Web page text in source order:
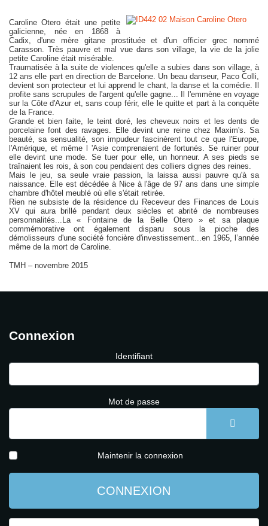
Caroline Otero était une petite
galicienne, née en 1868 à
Cadix, d'une mère gitane prostituée et d'un officier grec nommé
Carasson. Très pauvre et mal vue dans son village, la vie de la jolie
petite Caroline était misérable.
Traumatisée à la suite de violences qu'elle a subies dans son village, à
12 ans elle part en direction de Barcelone. Un beau danseur, Paco Colli,
devient son protecteur et lui apprend le chant, la danse et la comédie. Il
profite sans scrupules de l'argent qu'elle gagne... Il l'emmène en voyage
sur la Côte d'Azur et, sans coup férir, elle le quitte et part à la conquête
de la France.
Grande et bien faite, le teint doré, les cheveux noirs et les dents de
porcelaine font des ravages. Elle devint une reine chez Maxim's. Sa
beauté, sa sensualité, son impudeur fascinèrent tout ce que l'Europe,
l'Amérique, et même l 'Asie comprenaient de fortunés. Se ruiner pour
elle devint une mode. Se tuer pour elle, un honneur. A ses pieds se
traînaient les rois, à son cou pendaient des colliers dignes des reines.
Mais le jeu, sa seule vraie passion, la laissa aussi pauvre qu'à sa
naissance. Elle est décédée à Nice à l'âge de 97 ans dans une simple
chambre d'hôtel meublé où elle s'était retirée.
Rien ne subsiste de la résidence du Receveur des Finances de Louis
XV qui aura brillé pendant deux siècles et abrité de nombreuses
personnalités...La « Fontaine de la Belle Otero » et sa plaque
commémorative ont également disparu sous la pioche des
démolisseurs d'une société foncière d'investissement...en 1965, l’année
même de la mort de Caroline.
TMH – novembre 2015
Connexion
Identifiant
Mot de passe
Maintenir la connexion
CONNEXION